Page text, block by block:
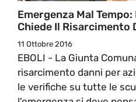
Emergenza Mal
Chiede Il Risarcimento
11 Ottobre 2016
EBOLI - La Giunta
risarcimento danni per
le verifiche su tutte le